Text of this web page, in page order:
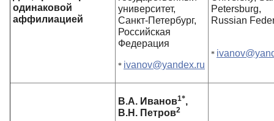
одинаковой
аффилиацией
университет,
Санкт-Петербург,
Российская
Федерация
* ivanov@yandex.ru
Petersburg,
Russian
*
В.А. Иванов1*,
В.Н. Петров2